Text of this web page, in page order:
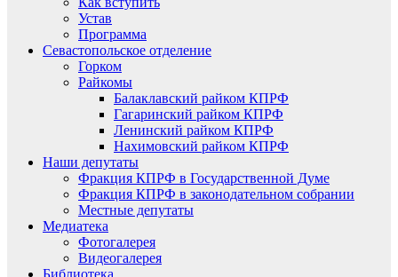
Устав
Программа
Севастопольское отделение
Горком
Райкомы
Балаклавский райком КПРФ
Гагаринский райком КПРФ
Ленинский райком КПРФ
Нахимовский райком КПРФ
Наши депутаты
Фракция КПРФ в Государственной Думе
Фракция КПРФ в законодательном собрании
Местные депутаты
Медиатека
Фотогалерея
Видеогалерея
Библиотека